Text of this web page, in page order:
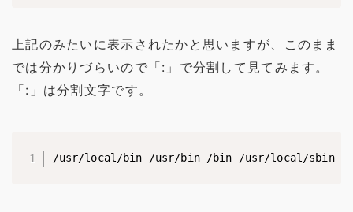
上記のみたいに表示されたかと思いますが、このまま
では分かりづらいので「:」で分割して見てみます。
「:」は分割文字です。
/usr/local/bin /usr/bin /bin /usr/local/sbin /